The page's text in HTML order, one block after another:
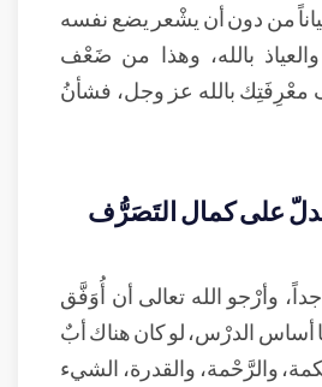
من دون أن يشْعر يضع نفسه
بالله، وهذا من ضَعْف
معْرِفَتِك بالله عز وجل، فشأنُ
على كمال التَصَرُّف
وأرْجو الله تعالى أن أُوَفَّق
أساس الدرْس، لو كان هناك أبٌ
والرَّحْمة، والقدرة، الشيء